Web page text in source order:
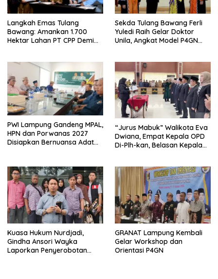
Langkah Emas Tulang
Bawang: Amankan 1.700
Hektar Lahan PT CPP Demi
Sekda Tulang Bawang Ferli
Yuledi Raih Gelar Doktor
Unila, Angkat Model P4GN
PWI Lampung Gandeng MPAL,
HPN dan Porwanas 2027
Disiapkan Bernuansa Adat
“Jurus Mabuk” Walikota Eva
Dwiana, Empat Kepala OPD
Di-Plh-kan, Belasan Kepala
Kuasa Hukum Nurdjadi,
Gindha Ansori Wayka
Laporkan Penyerobotan
GRANAT Lampung Kembali
Gelar Workshop dan
Orientasi P4GN